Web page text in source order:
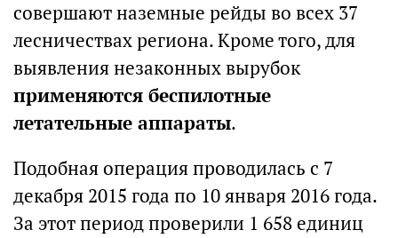
совершают наземные рейды во всех 37
лесничествах региона. Кроме того, для
выявления незаконных вырубок
применяются беспилотные
летательные аппараты.
Подобная операция проводилась с 7
декабря 2015 года по 10 января 2016 года.
За этот период проверили 1 658 единиц